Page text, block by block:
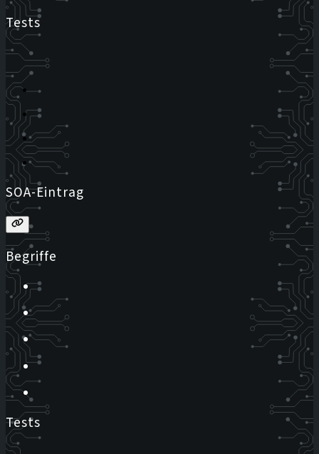
Tests
SOA-Eintrag
Begriffe
Tests